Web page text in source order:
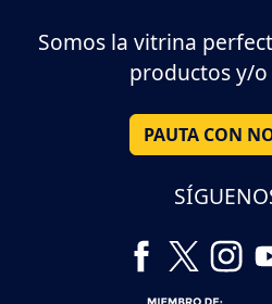
Somos la vitrina
productos y/o
PAUTA CON